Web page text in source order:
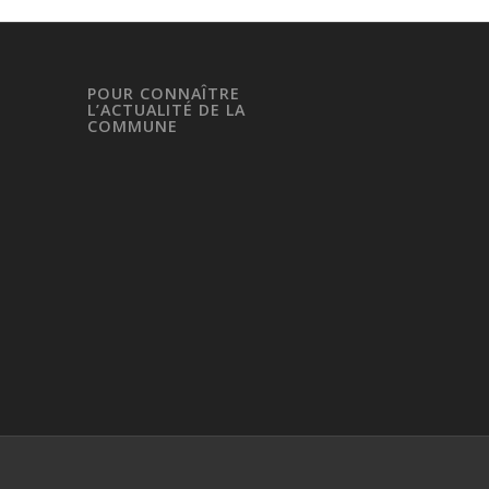
POUR CONNAÎTRE
L’ACTUALITÉ DE LA
COMMUNE